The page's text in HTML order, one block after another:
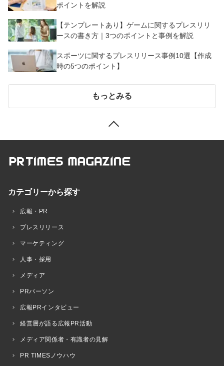
ポイントを解説
【テンプレートあり】ゲームに関するプレスリリ
ースの書き方｜3つのポイントと事例を解説
スポーツに関するプレスリリース事例10選【作成
時の5つのポイント】
もっとみる
カテゴリーから探す
広報・PR
プレスリリース
マーケティング
人事・採用
メディア
PRパーソン
広報PRインタビュー
経営層が語る広報PR活動
メディア関係者・有識者の見解
PR TIMESノウハウ